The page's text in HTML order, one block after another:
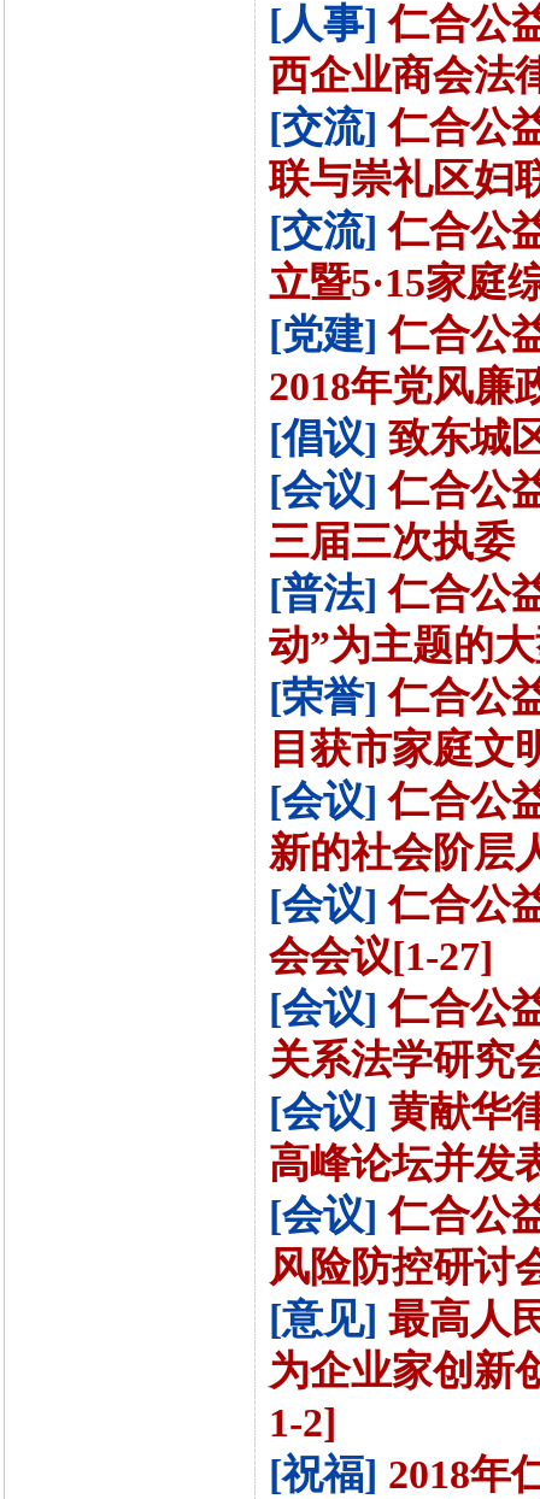
[人事] 仁合公
西企业商会法
[交流] 仁合公
联与崇礼区妇
[交流] 仁合公
立暨5·15家庭
[党建] 仁合公
2018年党风廉
[倡议] 致东城
[会议] 仁合公
三届三次执委
[普法] 仁合公
动”为主题的
[荣誉] 仁合公
目获市家庭文
[会议] 仁合公
新的社会阶层
[会议] 仁合公
会会议[1-27]
[会议] 仁合公
关系法学研究
[会议] 黄献华
高峰论坛并发
[会议] 仁合公
风险防控研讨
[意见] 最高人
为企业家创新
1-2]
[祝福] 2018年